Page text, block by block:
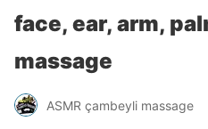
face, ear, arm,
massage
ASMR çambeyli massage